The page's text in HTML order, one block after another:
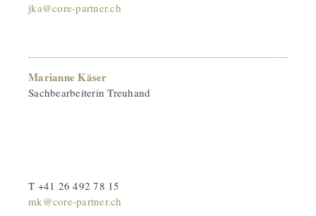
jka@core-partner.ch
Marianne Käser
Sachbearbeiterin Treuhand
T +41 26 492 78 15
mk@core-partner.ch